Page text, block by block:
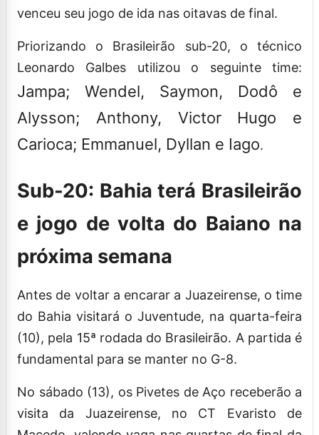
venceu seu jogo de ida nas oitavas de final.
Priorizando o Brasileirão sub-20, o técnico
Leonardo Galbes utilizou o seguinte time:
Jampa; Wendel, Saymon, Dodô e
Alysson; Anthony, Victor Hugo e
Carioca; Emmanuel, Dyllan e Iago.
Sub-20: Bahia terá Brasileirão
e jogo de volta do Baiano na
próxima semana
Antes de voltar a encarar a Juazeirense, o time
do Bahia visitará o Juventude, na quarta-feira
(10), pela 15ª rodada do Brasileirão. A partida é
fundamental para se manter no G-8.
No sábado (13), os Pivetes de Aço receberão a
visita da Juazeirense, no CT Evaristo de